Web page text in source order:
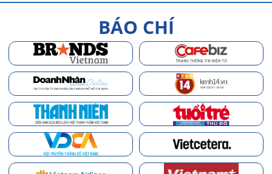
BÁO CHÍ